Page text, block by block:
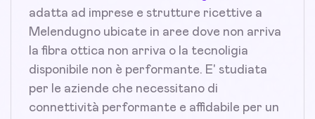
adatta ad imprese e strutture ricettive a
Melendugno ubicate in aree dove non arriva
la fibra ottica non arriva o la tecnoligia
disponibile non è performante. E' studiata
per le aziende che necessitano di
connettività performante e affidabile per un